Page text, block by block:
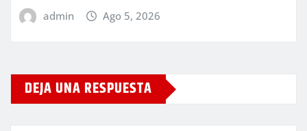
admin Ago 5, 2026
DEJA UNA RESPUESTA